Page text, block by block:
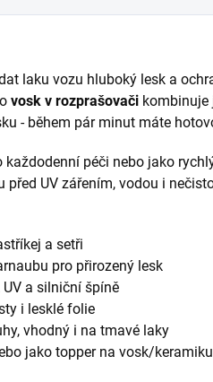
laku vozu hluboký lesk a
vosk v rozprašovači kombinuje
- během pár minut máte
každodenní péči nebo jako
před UV zářením, vodou i
a setři
pro přirozený lesk
a silniční špíně
i lesklé folie
vhodný i na tmavé laky
jako topper na vosk/keramiku